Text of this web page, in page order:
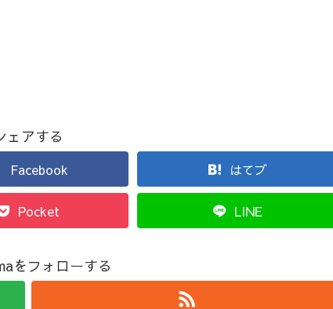
ェアする
Facebook はてブ
Pocket LINE
をフォローする